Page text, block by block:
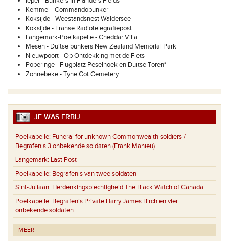
Kemmel - Commandobunker
Koksijde - Weestandsnest Waldersee
Koksijde - Franse Radiotelegrafiepost
Langemark-Poelkapelle - Cheddar Villa
Mesen - Duitse bunkers New Zealand Memorial Park
Nieuwpoort - Op Ontdekking met de Fiets
Poperinge - Flugplatz Peselhoek en Duitse Toren*
Zonnebeke - Tyne Cot Cemetery
JE WAS ERBIJ
Poelkapelle: Funeral for unknown Commonwealth soldiers /
Begrafenis 3 onbekende soldaten (Frank Mahieu)
Langemark: Last Post
Poelkapelle: Begrafenis van twee soldaten
Sint-Juliaan: Herdenkingsplechtigheid The Black Watch of Canada
Poelkapelle: Begrafenis Private Harry James Birch en vier
onbekende soldaten
MEER